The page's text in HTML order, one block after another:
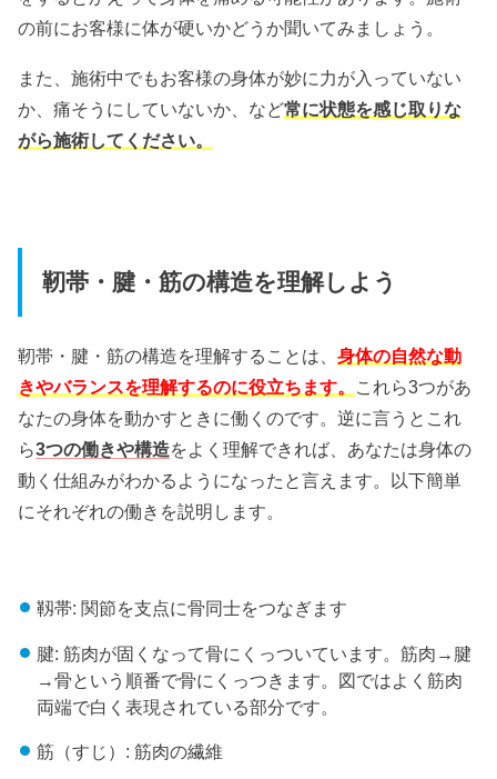
の前にお客様に体が硬いかどうか聞いてみましょう。
また、施術中でもお客様の身体が妙に力が入っていない
か、痛そうにしていないか、など常に状態を感じ取りな
がら施術してください。
靭帯・腱・筋の構造を理解しよう
靭帯・腱・筋の構造を理解することは、身体の自然な動
きやバランスを理解するのに役立ちます。 これら3つがあ
なたの身体を動かすときに働くのです。逆に言うとこれ
ら3つの働きや構造をよく理解できれば、あなたは身体の
動く仕組みがわかるようになったと言えます。以下簡単
にそれぞれの働きを説明します。
靱帯: 関節を支点に骨同士をつなぎます
腱: 筋肉が固くなって骨にくっついています。筋肉→腱
→骨という順番で骨にくっつきます。図ではよく筋肉
両端で白く表現されている部分です。
筋（すじ）: 筋肉の繊維